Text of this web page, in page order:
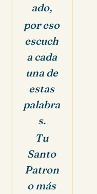
ado,
por eso
escuch
a cada
una de
estas
palabra
s.
Tu
Santo
Patron
o más